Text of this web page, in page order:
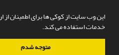
این وب سایت از کوکی ها برای اطمینان از
خدمات استفاده می کند.
متوجه شدم